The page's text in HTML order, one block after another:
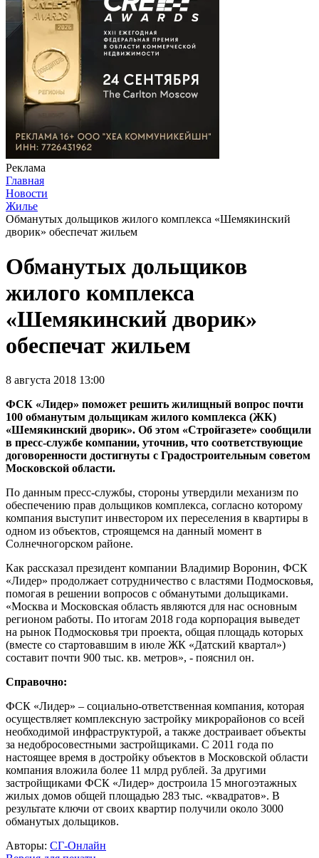
Реклама
Главная
Новости
Жилье
Обманутых дольщиков жилого комплекса «Шемякинский
дворик» обеспечат жильем
Обманутых дольщиков
жилого комплекса
«Шемякинский дворик»
обеспечат жильем
8 августа 2018 13:00
ФСК «Лидер» поможет решить жилищный вопрос почти
100 обманутым дольщикам жилого комплекса (ЖК)
«Шемякинский дворик». Об этом «Стройгазете» сообщили
в пресс-службе компании, уточнив, что соответствующие
договоренности достигнуты с Градостроительным советом
Московской области.
По данным пресс-службы, стороны утвердили механизм по
обеспечению прав дольщиков комплекса, согласно которому
компания выступит инвестором их переселения в квартиры в
одном из объектов, строящемся на данный момент в
Солнечногорском районе.
Как рассказал президент компании Владимир Воронин, ФСК
«Лидер» продолжает сотрудничество с властями Подмосковья,
помогая в решении вопросов с обманутыми дольщиками.
«Москва и Московская область являются для нас основным
регионом работы. По итогам 2018 года корпорация выведет
на рынок Подмосковья три проекта, общая площадь которых
(вместе со стартовавшим в июле ЖК «Датский квартал»)
составит почти 900 тыс. кв. метров», - пояснил он.
Справочно:
ФСК «Лидер» – социально-ответственная компания, которая
осуществляет комплексную застройку микрорайонов со всей
необходимой инфраструктурой, а также достраивает объекты
за недобросовестными застройщиками. С 2011 года по
настоящее время в достройку объектов в Московской области
компания вложила более 11 млрд рублей. За другими
застройщиками ФСК «Лидер» достроила 15 многоэтажных
жилых домов общей площадью 283 тыс. «квадратов». В
результате ключи от своих квартир получили около 3000
обманутых дольщиков.
Авторы: СГ-Онлайн